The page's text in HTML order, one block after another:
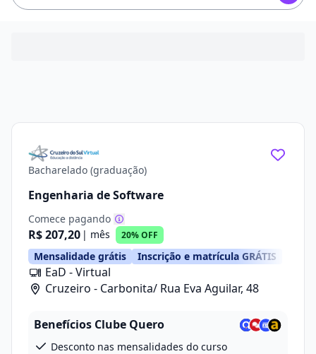
Bacharelado (graduação)
Engenharia de Software
Comece pagando
R$ 207,20 | mês 20% OFF
Mensalidade grátis Inscrição e matrícula GRÁTIS
EaD - Virtual
Cruzeiro - Carbonita/ Rua Eva Aguilar, 48
Benefícios Clube Quero
Desconto nas mensalidades do curso